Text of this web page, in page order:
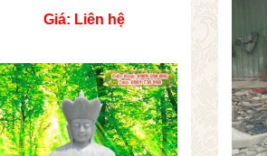
Giá: Liên hệ